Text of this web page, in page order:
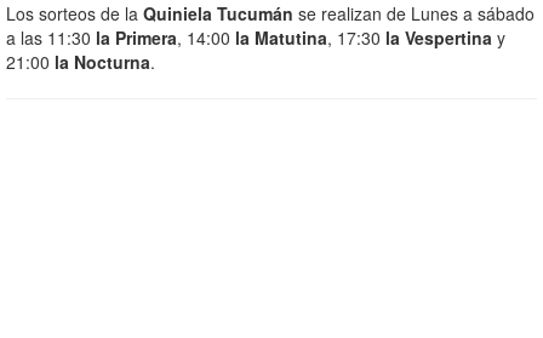
Los sorteos de la Quiniela Tucumán se realizan de Lunes a sábado
a las 11:30 la Primera, 14:00 la Matutina, 17:30 la Vespertina y
21:00 la Nocturna.